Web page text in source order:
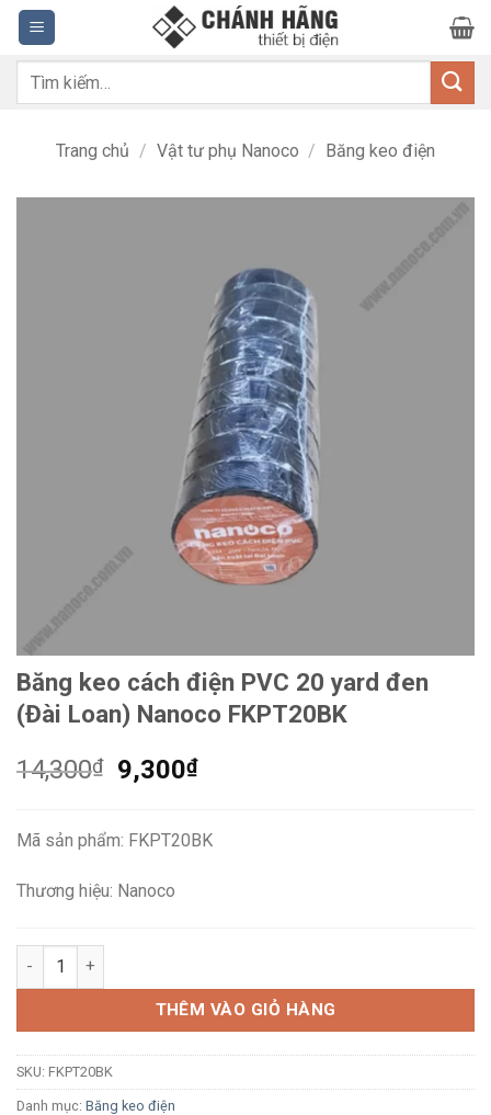
Bỏ
qua
nội
dung
Tìm
Trang chủ / Vật tư phụ Nanoco / Băng keo điện
Băng keo cách điện PVC 20 yard đen
(Đài Loan) Nanoco FKPT20BK
14,300₫
Giá
14,300₫.
9,300₫Giá
là:
Mã sản phẩm: FKPT20BK
Thương hiệu: Nanoco
Băng keo cách điện PVC 20 yard đen (Đài Loan) Nanoco
THÊM VÀO GIỎ HÀNG
SKU: FKPT20BK
Danh mục: Băng keo điện